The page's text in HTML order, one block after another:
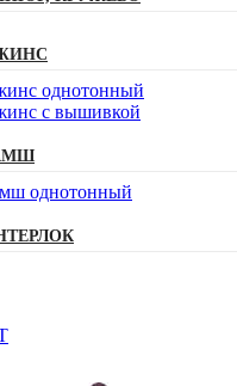
однотонный
с вышивкой
однотонный